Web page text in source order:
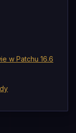
w Patchu 16.6